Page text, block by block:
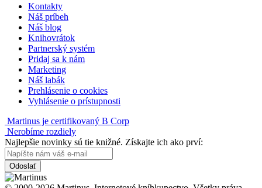
Kontakty
Náš príbeh
Náš blog
Knihovrátok
Partnerský systém
Pridaj sa k nám
Marketing
Náš labák
Prehlásenie o cookies
Vyhlásenie o prístupnosti
Martinus je certifikovaný B Corp
Nerobíme rozdiely
Najlepšie novinky sú tie knižné. Získajte ich ako prví:
Odoslať